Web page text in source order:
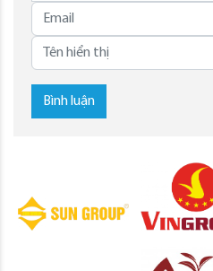
Bình luận